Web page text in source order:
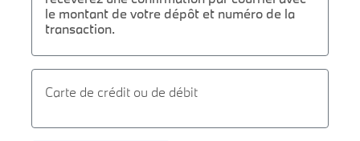
le montant de votre dépôt et numéro de la
transaction.
Carte de crédit ou de débit